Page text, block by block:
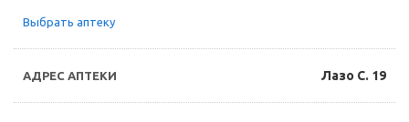
Выбрать аптеку
Лазо С. 19